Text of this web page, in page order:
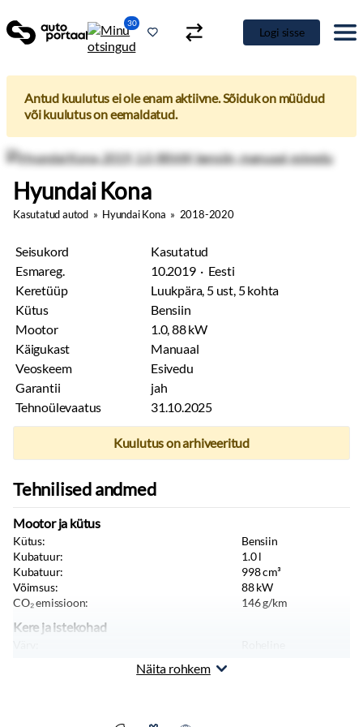
30
Logi sisse
Antud kuulutus ei ole enam aktiivne. Sõiduk on müüdud
või kuulutus on eemaldatud.
Hyundai Kona
Kasutatud autod » Hyundai Kona » 2018-2020
Seisukord
Kasutatud
Esmareg.
10.2019 · Eesti
Keretüüp
Luukpära, 5 ust, 5 kohta
Kütus
Bensiin
Mootor
1.0, 88 kW
Käigukast
Manuaal
Veoskeem
Esivedu
Garantii
jah
Tehnoülevaatus
31.10.2025
Kuulutus on arhiveeritud
Tehnilised andmed
Mootor ja kütus
Kütus:
Bensiin
Kubatuur:
1.0l
Kubatuur:
998cm³
Võimsus:
88kW
CO₂ emissioon:
146g/km
Kere ja istekohad
Näita rohkem